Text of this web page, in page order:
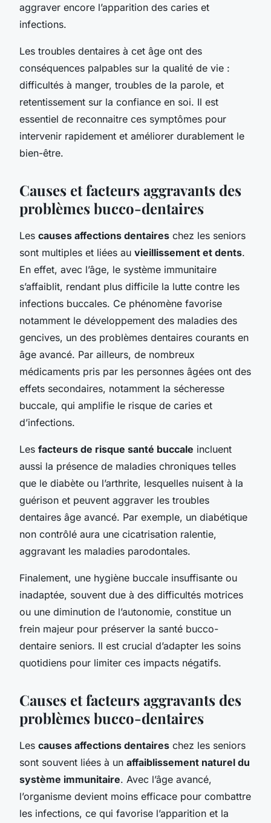
aggraver encore l’apparition des caries et
infections.
Les troubles dentaires à cet âge ont des
conséquences palpables sur la qualité de vie :
difficultés à manger, troubles de la parole, et
retentissement sur la confiance en soi. Il est
essentiel de reconnaitre ces symptômes pour
intervenir rapidement et améliorer durablement le
bien-être.
Causes et facteurs aggravants des
problèmes bucco-dentaires
Les causes affections dentaires chez les seniors
sont multiples et liées au vieillissement et dents.
En effet, avec l’âge, le système immunitaire
s’affaiblit, rendant plus difficile la lutte contre les
infections buccales. Ce phénomène favorise
notamment le développement des maladies des
gencives, un des problèmes dentaires courants en
âge avancé. Par ailleurs, de nombreux
médicaments pris par les personnes âgées ont des
effets secondaires, notamment la sécheresse
buccale, qui amplifie le risque de caries et
d’infections.
Les facteurs de risque santé buccale incluent
aussi la présence de maladies chroniques telles
que le diabète ou l’arthrite, lesquelles nuisent à la
guérison et peuvent aggraver les troubles
dentaires âge avancé. Par exemple, un diabétique
non contrôlé aura une cicatrisation ralentie,
aggravant les maladies parodontales.
Finalement, une hygiène buccale insuffisante ou
inadaptée, souvent due à des difficultés motrices
ou une diminution de l’autonomie, constitue un
frein majeur pour préserver la santé bucco-
dentaire seniors. Il est crucial d’adapter les soins
quotidiens pour limiter ces impacts négatifs.
Causes et facteurs aggravants des
problèmes bucco-dentaires
Les causes affections dentaires chez les seniors
sont souvent liées à un affaiblissement naturel du
système immunitaire. Avec l’âge avancé,
l’organisme devient moins efficace pour combattre
les infections, ce qui favorise l’apparition et la